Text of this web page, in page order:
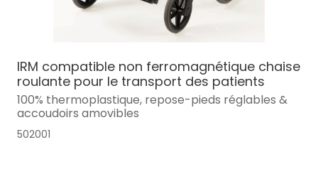
IRM compatible non ferromagnétique chaise
roulante pour le transport des patients
100% thermoplastique, repose-pieds réglables &
accoudoirs amovibles
502001